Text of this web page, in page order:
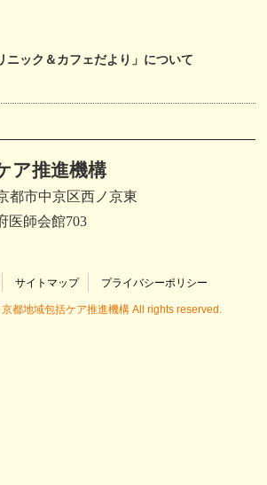
ニック＆カフェだより」について
ア推進機構
都市中京区西ノ京東
医師会館703
サイトマップ プライバシーポリシー
都地域包括ケア推進機構 All rights reserved.